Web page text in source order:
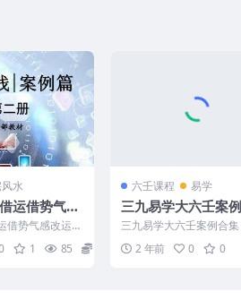
水
运借势气感
部 + 地部
借势气感改运术
+人部 240410
1 85
六壬课程 易学
三九易学大六壬案
三九易学大六壬案例合
102 001 大六壬断案精讲
彦和占讨...
2 年前 0 0